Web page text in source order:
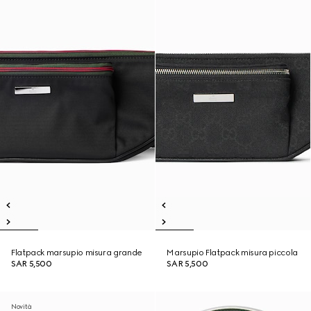
Flatpack marsupio misura grande
SAR 5,500
Marsupio Flatpack misura piccola
SAR 5,500
Novità